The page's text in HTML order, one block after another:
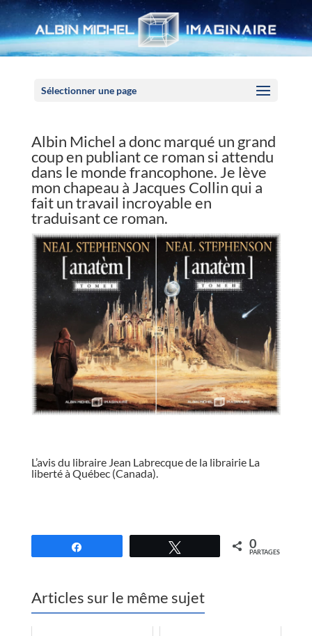
Sélectionner une page
Albin Michel a donc marqué un grand
coup en publiant ce roman si attendu
dans le monde francophone. Je lève
mon chapeau à Jacques Collin qui a
fait un travail incroyable en
traduisant ce roman.
L’avis du libraire Jean Labrecque de la librairie La
liberté à Québec (Canada).
0
PARTAGES
Articles sur le même sujet
Panneau de gestion des cookies